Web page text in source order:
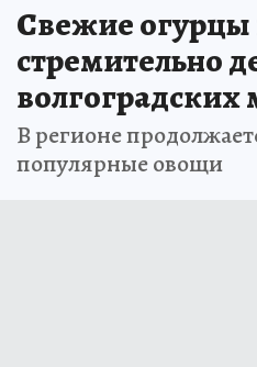
Свежие
стремительно
волгоградских
В регионе
популярные овощи